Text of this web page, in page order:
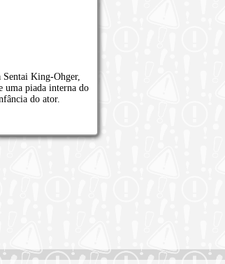
Sentai King-Ohger,
uma piada interna do
do ator.